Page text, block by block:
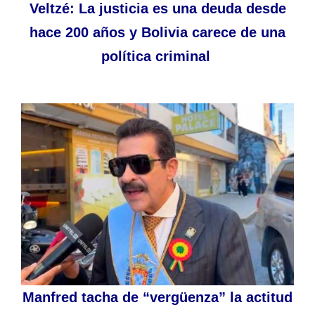
Veltzé: La justicia es una deuda desde
hace 200 años y Bolivia carece de una
política criminal
Manfred tacha de “vergüenza” la actitud